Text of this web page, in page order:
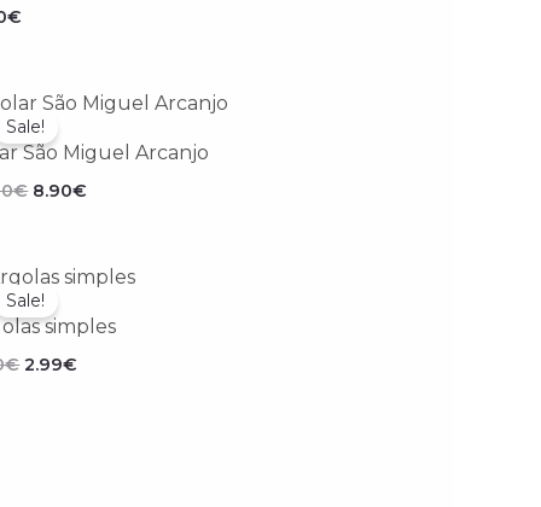
€
Sale!
São Miguel Arcanjo
€
O
preço
original
era:
12.00€.
8.90€
O
preço
atual
é:
Sale!
simples
€
O
preço
original
era:
5.90€.
2.99€
O
preço
atual
é: